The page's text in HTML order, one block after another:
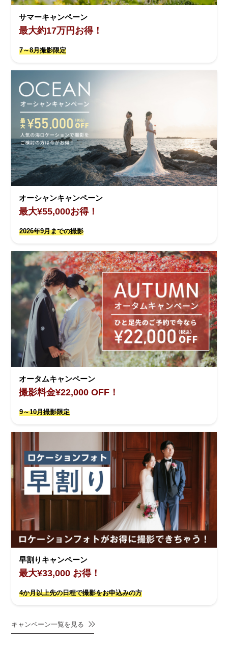
サマーキャンペーン
最大約17万円お得！
7～8月撮影限定
オーシャンキャンペーン
最大¥55,000お得！
2026年9月までの撮影
オータムキャンペーン
撮影料金¥22,000 OFF！
9～10月撮影限定
早割りキャンペーン
最大¥33,000 お得！
4か月以上先の日程で撮影をお申込みの方
キャンペーン一覧を見る